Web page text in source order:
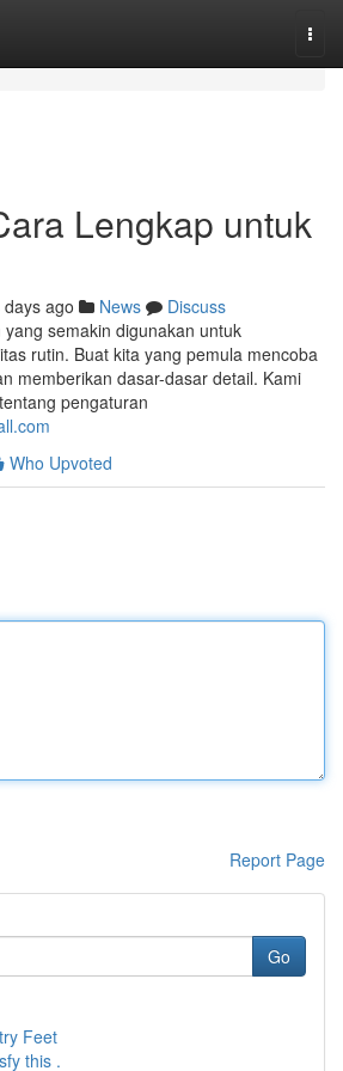
Lengkap untuk
days ago News
Discuss
semakin digunakan untuk
rutin. Buat kita yang pemula mencoba
memberikan dasar-dasar detail. Kami
pengaturan
Who Upvoted
Report Page
Go
Feet
this .